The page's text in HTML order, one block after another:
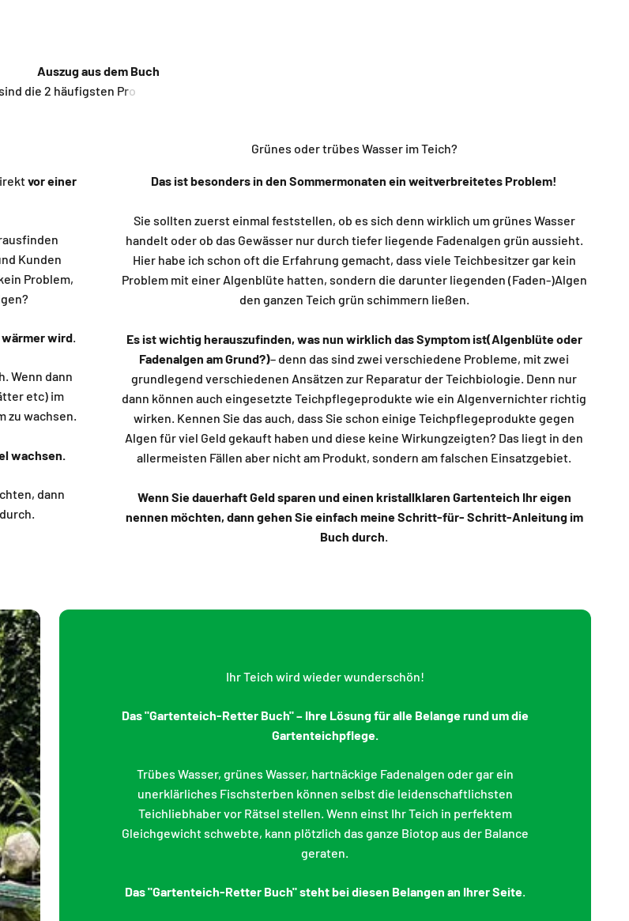
Auszug aus dem Buch
vor einer
Kunden
Problem,
wärmer wird.
Wenn dann
etc) im
zu wachsen.
wachsen.
dann
Grünes oder trübes Wasser im Teich?
Das ist besonders in den Sommermonaten ein weitverbreitetes Problem!
Sie sollten zuerst einmal feststellen, ob es sich denn wirklich um grünes Wasser
handelt oder ob das Gewässer nur durch tiefer liegende Fadenalgen grün aussieht.
Hier habe ich schon oft die Erfahrung gemacht, dass viele Teichbesitzer gar kein
Problem mit einer Algenblüte hatten, sondern die darunter liegenden (Faden-)Algen
den ganzen Teich grün schimmern ließen.
Es ist wichtig herauszufinden, was nun wirklich das Symptom ist(Algenblüte oder
Fadenalgen am Grund?)– denn das sind zwei verschiedene Probleme, mit zwei
grundlegend verschiedenen Ansätzen zur Reparatur der Teichbiologie. Denn nur
dann können auch eingesetzte Teichpflegeprodukte wie ein Algenvernichter richtig
wirken. Kennen Sie das auch, dass Sie schon einige Teichpflegeprodukte gegen
Algen für viel Geld gekauft haben und diese keine Wirkungzeigten? Das liegt in den
allermeisten Fällen aber nicht am Produkt, sondern am falschen Einsatzgebiet.
Wenn Sie dauerhaft Geld sparen und einen kristallklaren Gartenteich Ihr eigen
nennen möchten, dann gehen Sie einfach meine Schritt-für- Schritt-Anleitung im
Buch durch.
Ihr Teich wird wieder wunderschön!
Das "Gartenteich-Retter Buch" – Ihre Lösung für alle Belange rund um die
Gartenteichpflege.
Trübes Wasser, grünes Wasser, hartnäckige Fadenalgen oder gar ein
unerklärliches Fischsterben können selbst die leidenschaftlichsten
Teichliebhaber vor Rätsel stellen. Wenn einst Ihr Teich in perfektem
Gleichgewicht schwebte, kann plötzlich das ganze Biotop aus der Balance
geraten.
Das "Gartenteich-Retter Buch" steht bei diesen Belangen an Ihrer Seite.